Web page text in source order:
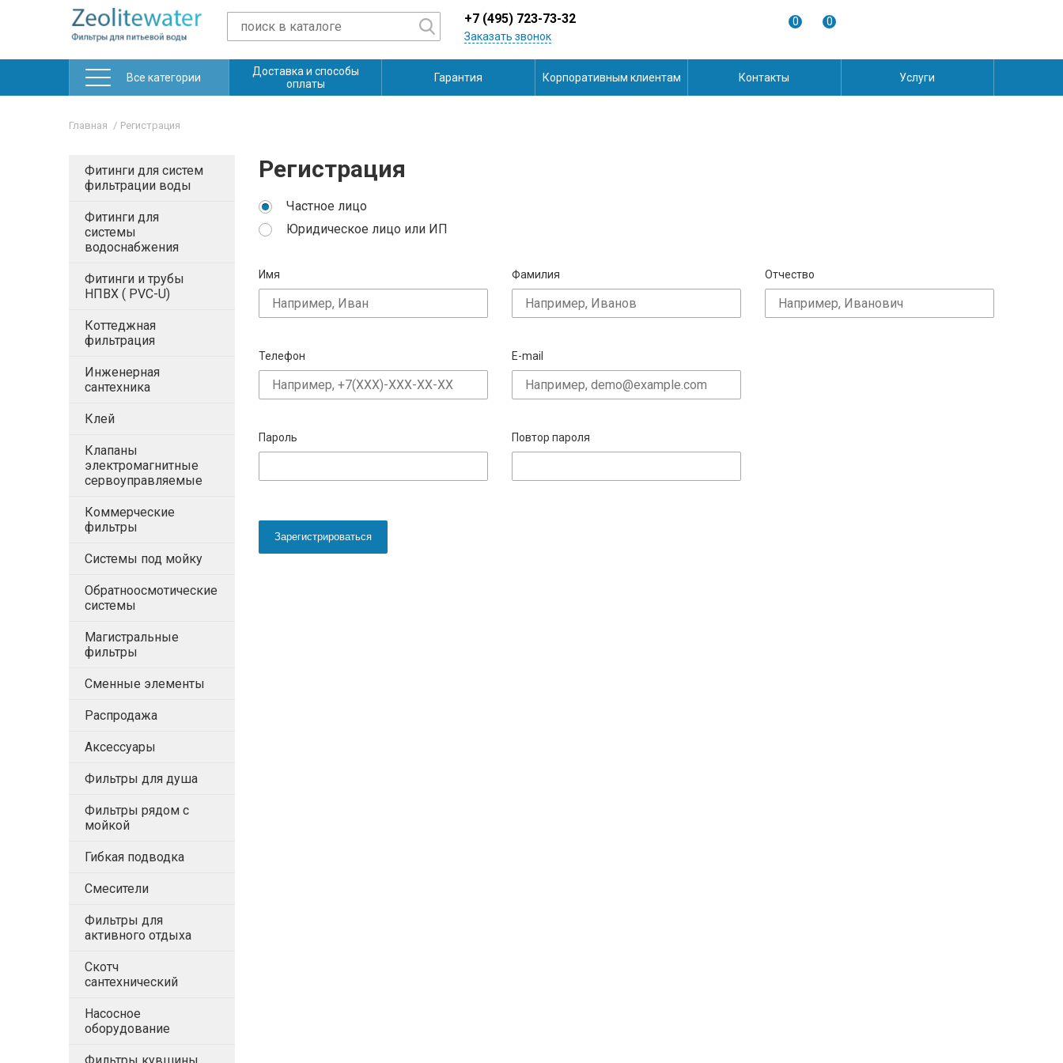
+7 (495) 723-73-32
Заказать звонок
0 0
Все категории
Доставка и способы
оплаты
Гарантия Корпоративным клиентам Контакты Услуги
Главная Регистрация
Фитинги для систем
фильтрации воды
Фитинги для
системы
водоснабжения
Фитинги и трубы
НПВХ ( PVC-U)
Коттеджная
фильтрация
Инженерная
сантехника
Клей
Клапаны
электромагнитные
сервоуправляемые
Коммерческие
фильтры
Системы под мойку
Обратноосмотические
системы
Магистральные
фильтры
Сменные элементы
Распродажа
Аксессуары
Фильтры для душа
Фильтры рядом с
мойкой
Гибкая подводка
Смесители
Фильтры для
активного отдыха
Скотч
сантехнический
Насосное
оборудование
Регистрация
Частное лицо
Юридическое лицо или ИП
Имя Фамилия Отчество
Телефон E-mail
Пароль Повтор пароля
Зарегистрироваться